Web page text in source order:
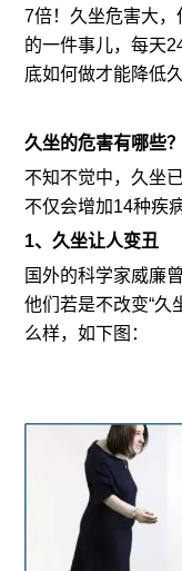
7倍！久坐危害大
的一件事儿，每天
底如何做才能降低
久坐的危害有哪些？
不知不觉中，久坐
不仅会增加14种疾
1、久坐让人变丑
国外的科学家威廉
他们若是不改变“久
么样，如下图：